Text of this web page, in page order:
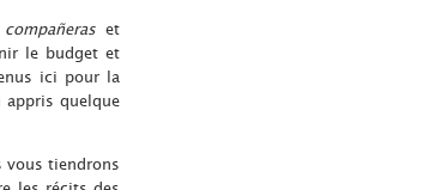
compañeras et
le budget et
ici pour la
quelque
vous tiendrons